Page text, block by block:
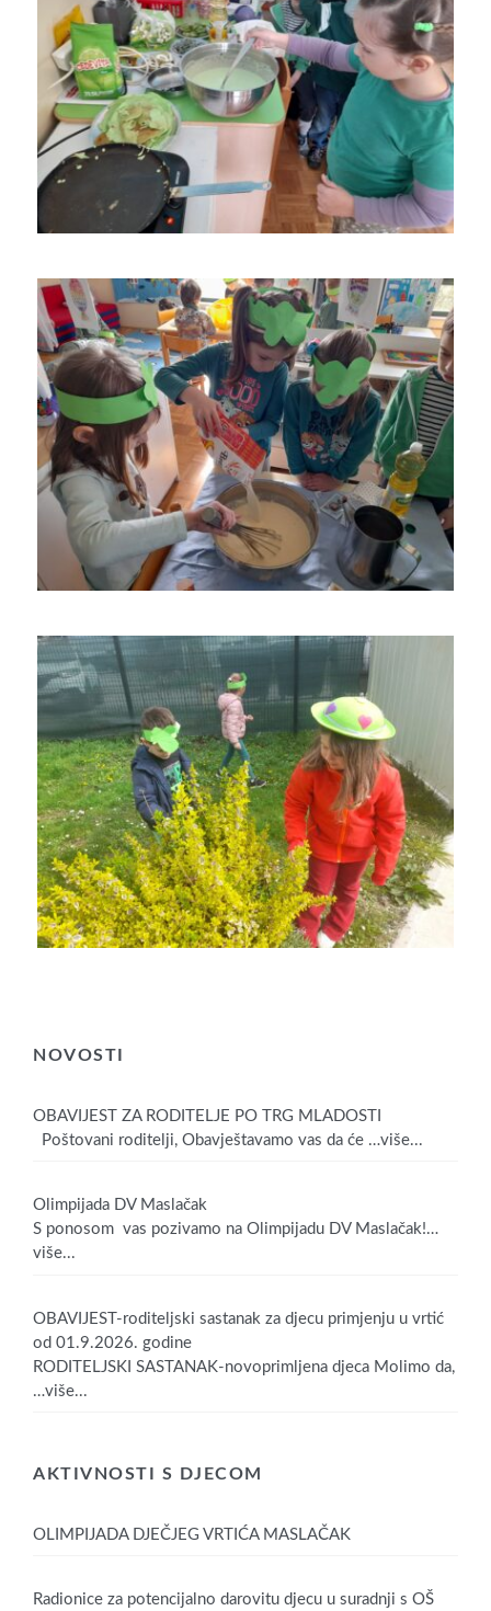
NOVOSTI
OBAVIJEST ZA RODITELJE PO TRG MLADOSTI
Poštovani roditelji, Obavještavamo vas da će …više...
Olimpijada DV Maslačak
S ponosom vas pozivamo na Olimpijadu DV Maslačak!…
više...
OBAVIJEST-roditeljski sastanak za djecu primjenju u vrtić
od 01.9.2026. godine
RODITELJSKI SASTANAK-novoprimljena djeca Molimo da,
…više...
AKTIVNOSTI S DJECOM
OLIMPIJADA DJEČJEG VRTIĆA MASLAČAK
Radionice za potencijalno darovitu djecu u suradnji s OŠ